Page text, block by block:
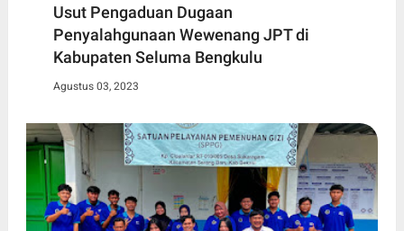
Usut Pengaduan Dugaan
Penyalahgunaan Wewenang JPT di
Kabupaten Seluma Bengkulu
Agustus 03, 2023